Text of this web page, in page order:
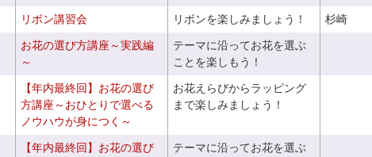
リボン講習会 リボンを楽しみましょう！ 杉崎
お花の選び方講座～実践編
～
テーマに沿ってお花を選ぶ
ことを楽しもう！
【年内最終回】お花の選び
方講座～おひとりで選べる
ノウハウが身につく～
お花えらびからラッピング
まで楽しみましょう！
【年内最終回】お花の選び
テーマに沿ってお花を選ぶ